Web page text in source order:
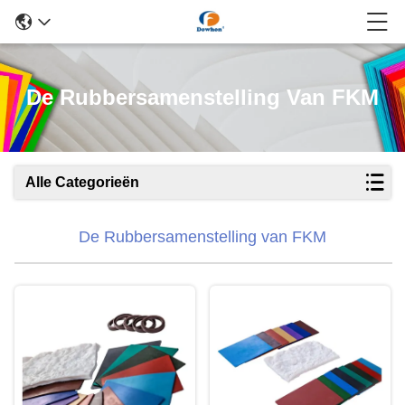
De Rubbersamenstelling Van FKM
Alle Categorieën
De Rubbersamenstelling van FKM